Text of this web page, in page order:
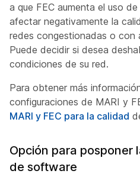
a que FEC aumenta el uso
afectar negativamente la
redes congestionadas o con
Puede decidir si desea
condiciones de su red.
Para obtener más
configuraciones de MARI y
MARI y FEC para la calidad
Opción para posponer
de software